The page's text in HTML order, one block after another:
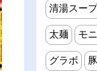
清湯スープ
太麺 モ
グラボ